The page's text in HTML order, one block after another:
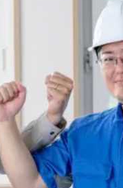
受付時間